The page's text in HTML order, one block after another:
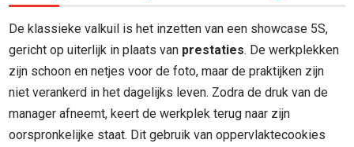
De klassieke valkuil is het inzetten van een showcase 5S,
gericht op uiterlijk in plaats van prestaties. De werkplekken
zijn schoon en netjes voor de foto, maar de praktijken zijn
niet verankerd in het dagelijks leven. Zodra de druk van de
manager afneemt, keert de werkplek terug naar zijn
oorspronkelijke staat. Dit gebruik van oppervlaktecookies